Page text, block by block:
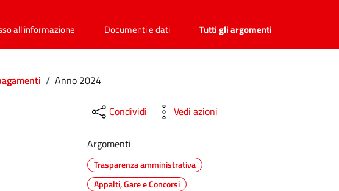
all'informazione Documenti e dati Tutti gli argomenti
/ Anno 2024
Condividi Vedi azioni
Argomenti
Trasparenza amministrativa
Appalti, Gare e Concorsi